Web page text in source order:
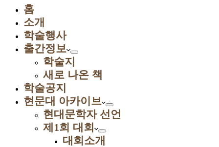
홈
소개
학술행사
출간정보
학술지
새로 나온 책
학술공지
현문대 아카이브
현대문학자 선언
제1회 대회
대회소개